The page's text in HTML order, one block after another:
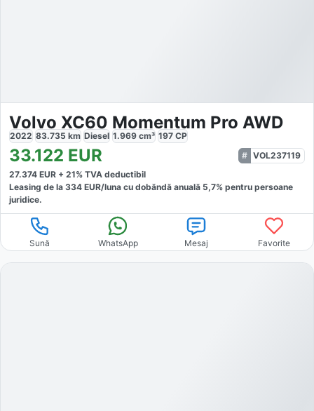
Volvo XC60 Momentum Pro AWD
2022 83.735 km Diesel 1.969 cm³ 197 CP
33.122 EUR
VOL237119
27.374 EUR + 21% TVA deductibil
Leasing de la 334 EUR/luna cu dobăndă anuală 5,7% pentru persoane
juridice.
Sună WhatsApp Mesaj Favorite